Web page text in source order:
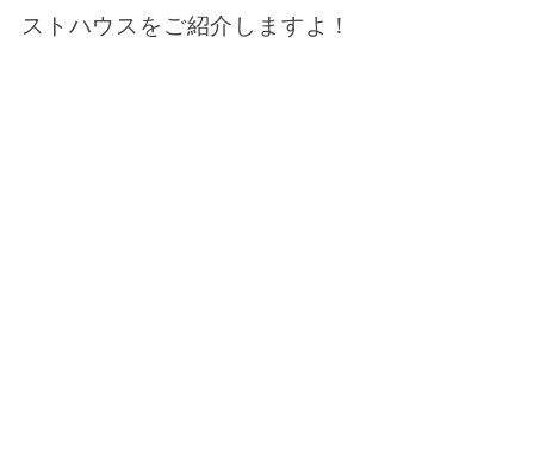
ストハウスをご紹介しますよ！